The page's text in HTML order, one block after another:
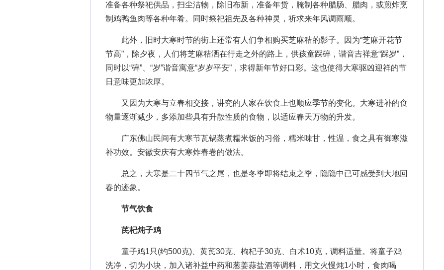
准备各种祭祀供品，扫尘洁物，除旧布新，准备年货，腌制各种腊肠、腊肉，或煎炸烹
制鸡鸭鱼肉等各种年肴。同时祭祀祖先及各种神灵，祈求来年风调雨顺。
此外，旧时大寒时节的街上还常有人们争相购买芝麻秸的影子。因为“芝麻开花节
节高”，除夕夜，人们将芝麻秸洒在行走之外的路上，供孩童踩碎，谐音吉祥意“踩岁”，
同时以“碎”、“岁”谐音寓意“岁岁平安”，求得新年节好口彩。这也使得大寒驱凶迎祥的节
日意味更加浓厚。
又因为大寒与立春相交接，讲究的人家在饮食上也顺应季节的变化。大寒进补的食
物量逐渐减少，多添加些具有升散性质的食物，以适应春天万物的升发。
广东佛山民间有大寒节瓦锅蒸煮糯米饭的习俗，糯米味甘，性温，食之具有御寒滋
补功效。安徽安庆有大寒炸春卷的做法。
总之，大寒是二十四节气之尾，也是冬季即将结束之季，隐隐中已可感受到大地回
春的迹象。
节气饮食
芪杞炖子鸡
童子鸡1只(约500克)、黄芪30克、枸杞子30克、白术10克，调料适量。将童子鸡
洗净，切为小块，加入诸补益中药和葱姜蒜盐酒等调料，用文火慢炖1小时，食肉喝